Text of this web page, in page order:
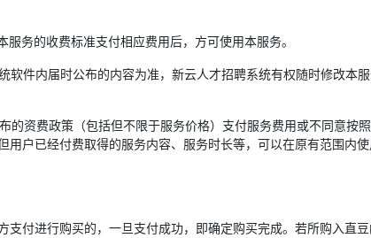
务的收费标准支付相应费用后，方可使用本服务。
件内届时公布的内容为准，新云人才招聘系统有权随时修改本
资费政策（包括但不限于服务价格）支付服务费用或不同意按
户已经付费取得的服务内容、服务时长等，可以在原有范围内
付进行购买的，一旦支付成功，即确定购买完成。若所购入直